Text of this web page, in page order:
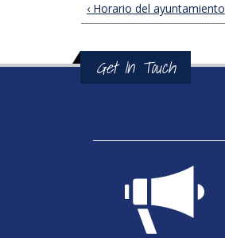
‹ Horario del ayuntamiento
Get In Touch